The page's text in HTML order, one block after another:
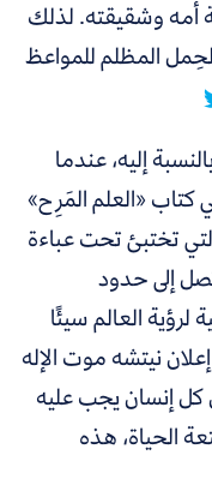
أمه وشقيقته.لذلك
المظلم للمواعظ
إليه، عندما
«العلم المَرِح»
تختبئ تحت عباءة
إلى حدود
العالم سيئًا
نيتشه موت الإله
كل إنسان يجب عليه
الحياة، هذه